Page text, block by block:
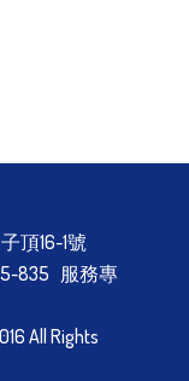
頂16-1號
835 服務專
All Rights